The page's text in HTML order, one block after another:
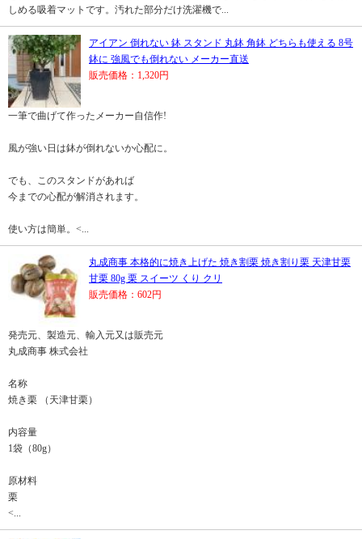
しめる吸着マットです。汚れた部分だけ洗濯機で...
アイアン 倒れない 鉢 スタンド 丸鉢 角鉢 どちらも使える 8号
鉢に 強風でも倒れない メーカー直送
販売価格：1,320円
一筆で曲げて作ったメーカー自信作!
風が強い日は鉢が倒れないか心配に。
でも、このスタンドがあれば
今までの心配が解消されます。
使い方は簡単。<...
丸成商事 本格的に焼き上げた 焼き割栗 焼き割り栗 天津甘栗
甘栗 80g 栗 スイーツ くり クリ
販売価格：602円
発売元、製造元、輸入元又は販売元
丸成商事 株式会社
名称
焼き栗 （天津甘栗）
内容量
1袋（80g）
原材料
栗
<...